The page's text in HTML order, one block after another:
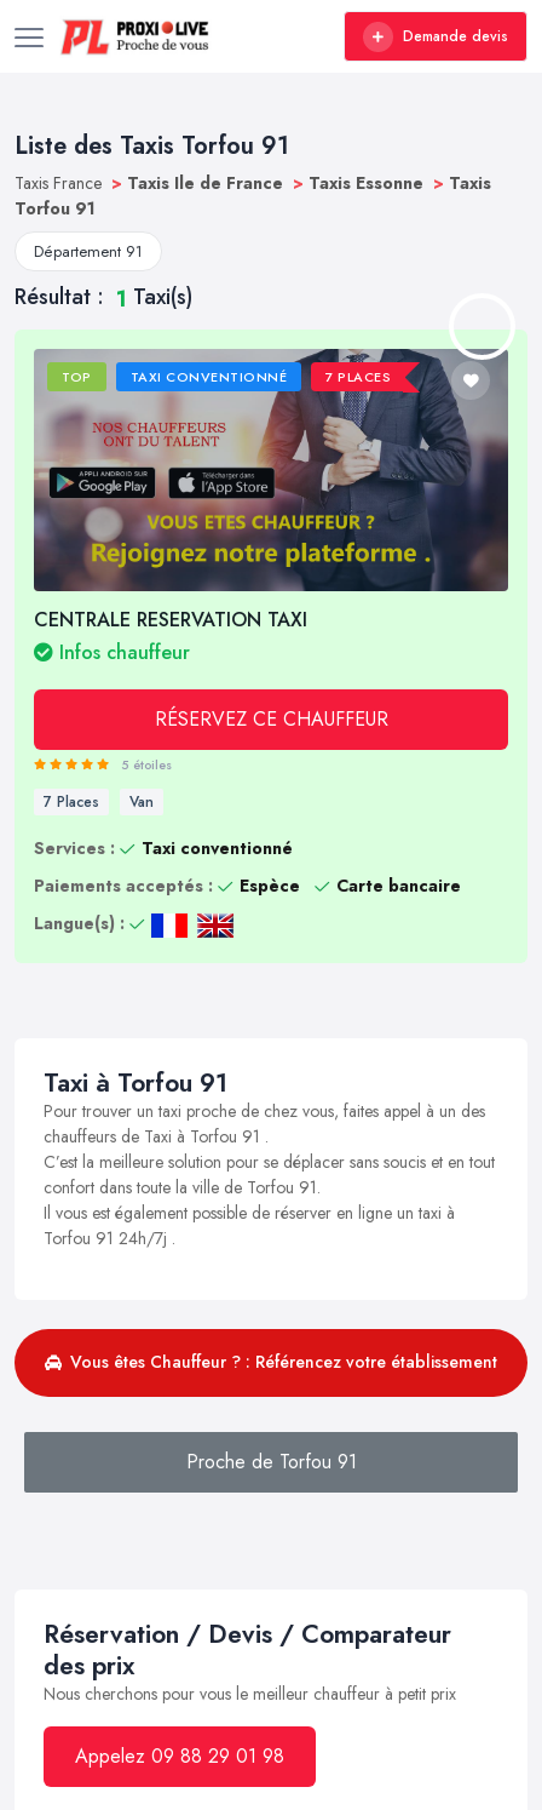
Demande devis
Liste des Taxis Torfou 91
Taxis France > Taxis Ile de France > Taxis Essonne > Taxis
Torfou 91
Département 91
Résultat : 1 Taxi(s)
TOP TAXI CONVENTIONNÉ 7 PLACES
CENTRALE RESERVATION TAXI
Infos chauffeur
RÉSERVEZ CE CHAUFFEUR
5 étoiles
7 Places Van
Services :
Taxi conventionné
Paiements acceptés :
Espèce
Carte bancaire
Langue(s) :
Taxi à Torfou 91
Pour trouver un taxi proche de chez vous, faites appel à un des
chauffeurs de Taxi à Torfou 91 .
C’est la meilleure solution pour se déplacer sans soucis et en tout
confort dans toute la ville de Torfou 91.
Il vous est également possible de réserver en ligne un taxi à
Torfou 91 24h/7j .
Vous êtes Chauffeur ? : Référencez votre établissement
Proche de Torfou 91
Réservation / Devis / Comparateur
des prix
Nous cherchons pour vous le meilleur chauffeur à petit prix
Appelez 09 88 29 01 98